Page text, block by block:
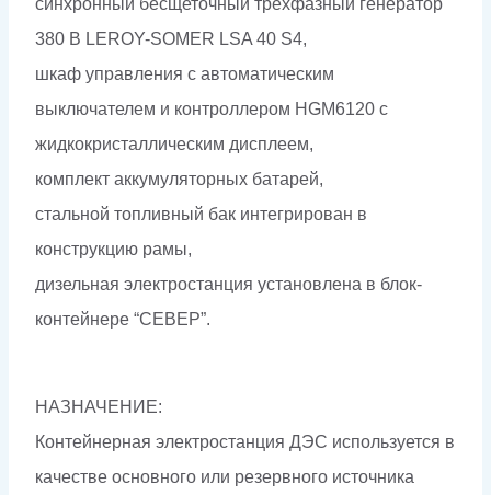
синхронный бесщеточный трехфазный генератор
380 В LEROY-SOMER LSA 40 S4,
шкаф управления с автоматическим
выключателем и контроллером HGM6120 с
жидкокристаллическим дисплеем,
комплект аккумуляторных батарей,
стальной топливный бак интегрирован в
конструкцию рамы,
дизельная электростанция установлена в блок-
контейнере “СЕВЕР”.
НАЗНАЧЕНИЕ:
Контейнерная электростанция ДЭС используется в
качестве основного или резервного источника